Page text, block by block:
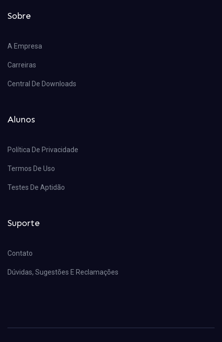
Sobre
A Empresa
Carreiras
Central De Downloads
Alunos
Política De Privacidade
Termos De Uso
Testes De Aptidão
Suporte
Contato
Dúvidas, Sugestões E Reclamações